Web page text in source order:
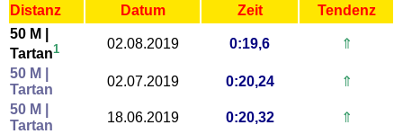
Distanz Datum Zeit
Tendenz
50 M |
Tartan1 02.08.2019 0:19,6
⇑
50 M |
Tartan
02.07.2019 0:20,24
⇑
50 M |
Tartan
18.06.2019 0:20,32
⇑